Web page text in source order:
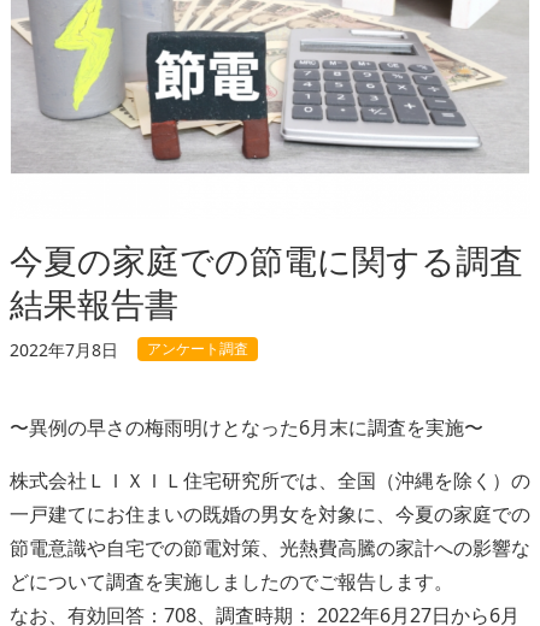
今夏の家庭での節電に関する調査
結果報告書
2022年7月8日 アンケート調査
〜異例の早さの梅雨明けとなった6月末に調査を実施〜
株式会社ＬＩＸＩＬ住宅研究所では、全国（沖縄を除く）の
一戸建てにお住まいの既婚の男女を対象に、今夏の家庭での
節電意識や自宅での節電対策、光熱費高騰の家計への影響な
どについて調査を実施しましたのでご報告します。
なお、有効回答：708、調査時期： 2022年6月27日から6月